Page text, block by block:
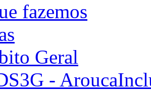
fazemos
Geral
-